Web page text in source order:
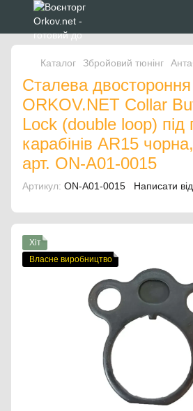
Каталог Збройовий тюнінг
Сталева
ORKOV.NET Collar
Lock (double loop) під
карабінів AR15
арт. ON-A01-0015
Артикул: ON-A01-0015 Написати
Хіт
Власне виробництво